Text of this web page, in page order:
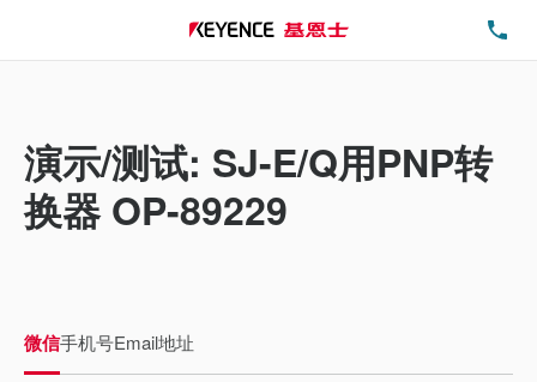
演示/测试: SJ-E/Q用PNP转
换器 OP-89229
微信手机号Email地址